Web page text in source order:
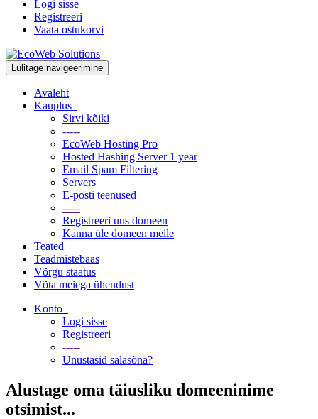
Logi sisse
Registreeri
Vaata ostukorvi
Lülitage navigeerimine
Avaleht
Kauplus
Sirvi kõiki
-----
EcoWeb Hosting Pro
Hosted Hashing Server 1 year
Email Spam Filtering
Servers
E-posti teenused
-----
Registreeri uus domeen
Kanna üle domeen meile
Teated
Teadmistebaas
Võrgu staatus
Võta meiega ühendust
Konto
Logi sisse
Registreeri
-----
Unustasid salasõna?
Alustage oma täiusliku domeeninime
otsimist...